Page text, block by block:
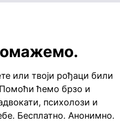
или твоји рођаци били
ћемо брзо и
психолози и
Бесплатно. Анонимно.